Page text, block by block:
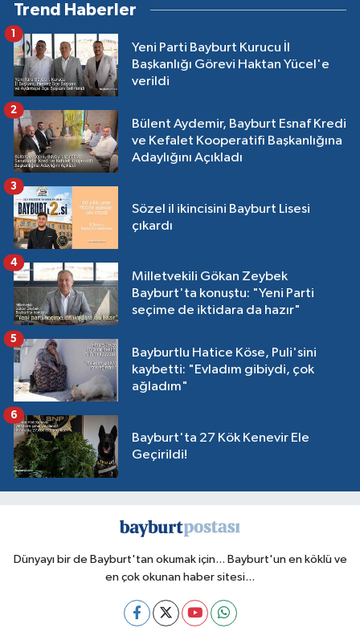
Trend Haberler
Yeni Parti Bayburt Kurucu İl
Başkanlığı Görevi Haktan Yücel'e
verildi
1
Bülent Aydemir, Bayburt Esnaf Kredi
ve Kefalet Kooperatifi Başkanlığına
Adaylığını Açıkladı
2
Sözel il ikincisini Bayburt Lisesi
çıkardı
3
Milletvekili Gökan Zeybek
Bayburt'ta konuştu: "Yeni Parti
seçime de iktidara da hazır"
4
Bayburtlu Hatice Köse, Puli'sini
kaybetti: "Evladım gibiydi, çok
ağladım"
5
Bayburt'ta 27 Kök Kenevir Ele
Geçirildi!
6
Dünyayı bir de Bayburt'tan okumak için... Bayburt'un en köklü ve
en çok okunan haber sitesi...